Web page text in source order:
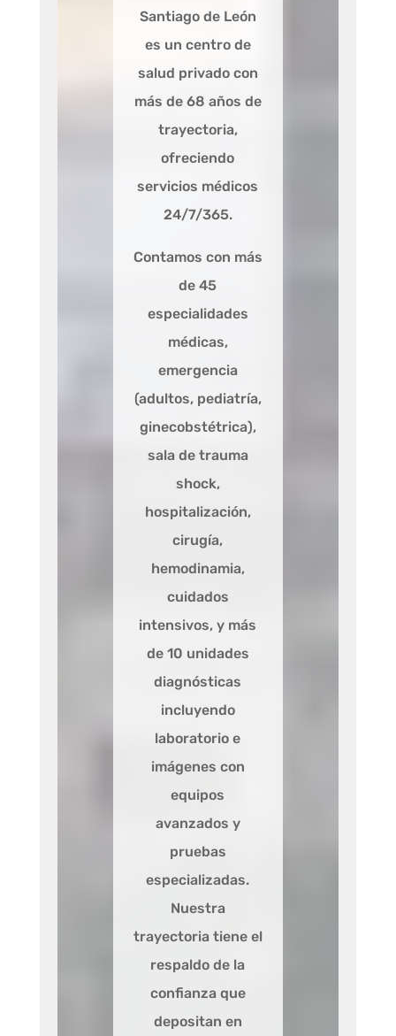
Santiago de León
es un centro de
salud privado con
más de 68 años de
trayectoria,
ofreciendo
servicios médicos
24/7/365.
Contamos con más
de 45
especialidades
médicas,
emergencia
(adultos, pediatría,
ginecobstétrica),
sala de trauma
shock,
hospitalización,
cirugía,
hemodinamia,
cuidados
intensivos, y más
de 10 unidades
diagnósticas
incluyendo
laboratorio e
imágenes con
equipos
avanzados y
pruebas
especializadas.
Nuestra
trayectoria tiene el
respaldo de la
confianza que
depositan en